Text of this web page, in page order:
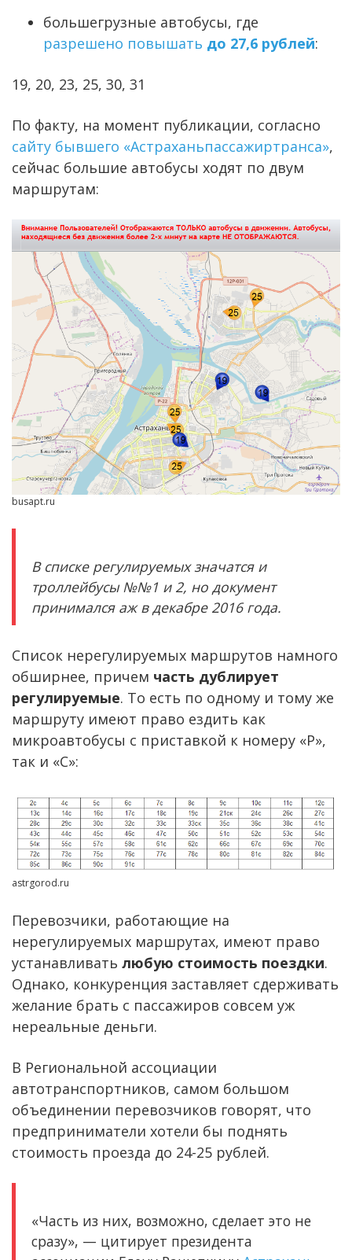
большегрузные автобусы, где
разрешено повышать до 27,6 рублей:
19, 20, 23, 25, 30, 31
По факту, на момент публикации, согласно
сайту бывшего «Астраханьпассажиртранса»,
сейчас большие автобусы ходят по двум
маршрутам:
busapt.ru
В списке регулируемых значатся и
троллейбусы №№1 и 2, но документ
принимался аж в декабре 2016 года.
Список нерегулируемых маршрутов намного
обширнее, причем часть дублирует
регулируемые. То есть по одному и тому же
маршруту имеют право ездить как
микроавтобусы с приставкой к номеру «Р»,
так и «С»:
astrgorod.ru
Перевозчики, работающие на
нерегулируемых маршрутах, имеют право
устанавливать любую стоимость поездки.
Однако, конкуренция заставляет сдерживать
желание брать с пассажиров совсем уж
нереальные деньги.
В Региональной ассоциации
автотранспортников, самом большом
объединении перевозчиков говорят, что
предприниматели хотели бы поднять
стоимость проезда до 24-25 рублей.
«Часть из них, возможно, сделает это не
сразу», — цитирует президента